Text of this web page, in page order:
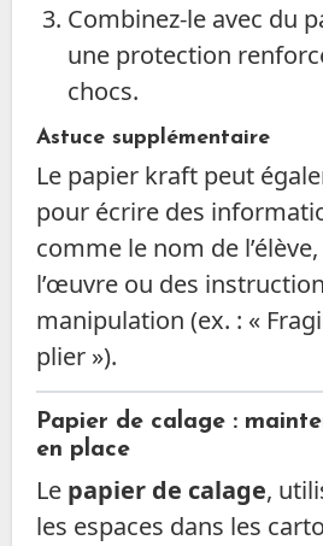
Combinez-le avec du
une protection
chocs.
Astuce supplémentaire
Le papier kraft peut
pour écrire des
comme le nom de
l’œuvre ou des
manipulation (ex. : «
plier »).
Papier de calage :
en place
Le papier de calage,
les espaces dans les